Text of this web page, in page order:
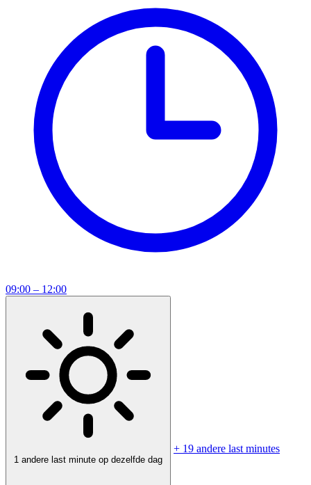
09:00 – 12:00
1 andere last minute op dezelfde dag
+ 19 andere last minutes